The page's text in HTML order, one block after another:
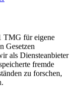
TMG für eigene
Gesetzen
als Diensteanbieter
fremde
zu forschen,